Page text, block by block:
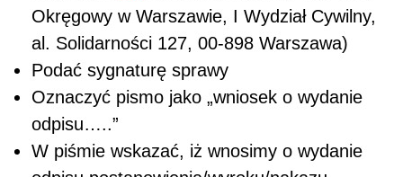
Okręgowy w Warszawie, I Wydział Cywilny,
al. Solidarności 127, 00-898 Warszawa)
Podać sygnaturę sprawy
Oznaczyć pismo jako „wniosek o wydanie
odpisu…..”
W piśmie wskazać, iż wnosimy o wydanie